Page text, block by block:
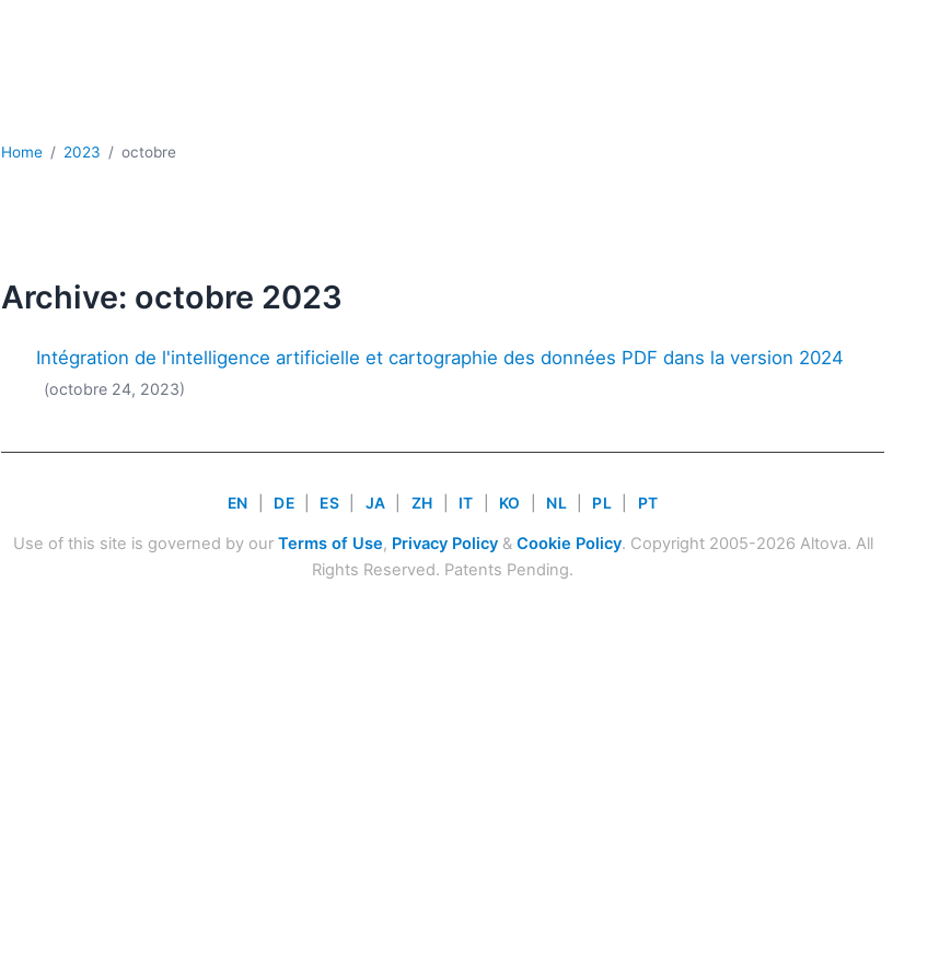
Home 2023 octobre
Archive: octobre 2023
Intégration de l'intelligence artificielle et cartographie des données PDF dans la version 2024
(octobre 24, 2023)
EN DE ES JA ZH IT KO NL PL PT
Use of this site is governed by our Terms of Use, Privacy Policy& Cookie Policy. Copyright 2005-2026 Altova. All
Rights Reserved. Patents Pending.